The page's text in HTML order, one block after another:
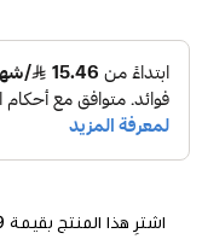
اشترِ هذا المنتج بقيمة 159